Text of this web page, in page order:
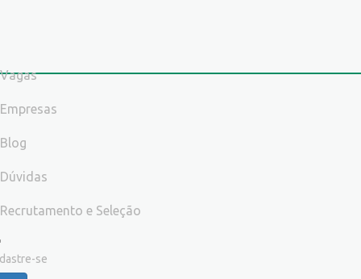
Vagas
Empresas
Blog
Dúvidas
Recrutamento e Seleção
se